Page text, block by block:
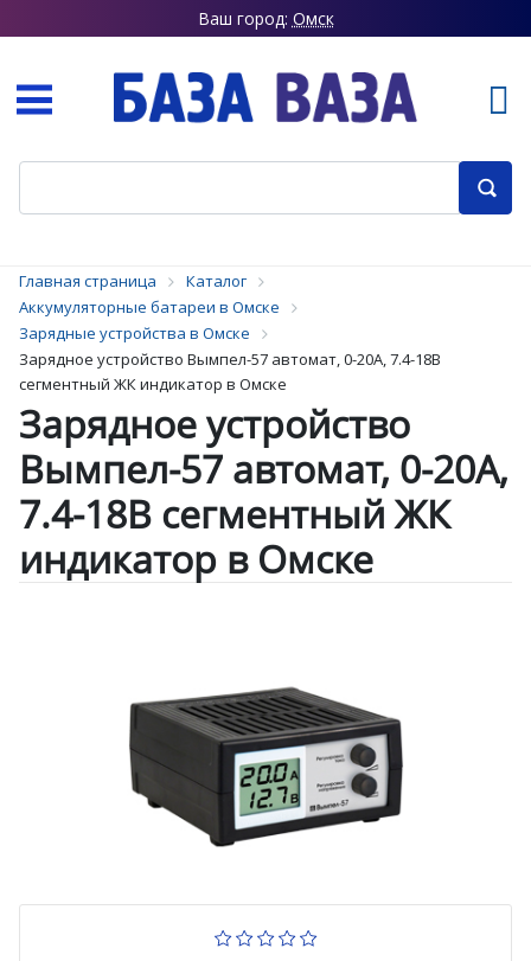
Ваш город: Омск
Главная страница
Каталог
Аккумуляторные батареи в Омске
Зарядные устройства в Омске
Зарядное устройство Вымпел-57 автомат, 0-20А, 7.4-18В
сегментный ЖК индикатор в Омске
Зарядное устройство
Вымпел-57 автомат, 0-20А,
7.4-18В сегментный ЖК
индикатор в Омске